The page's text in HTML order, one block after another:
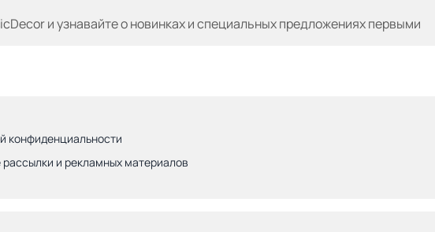
и узнавайтео новинках и специальных предложениях первыми
конфиденциальности
и рекламных материалов